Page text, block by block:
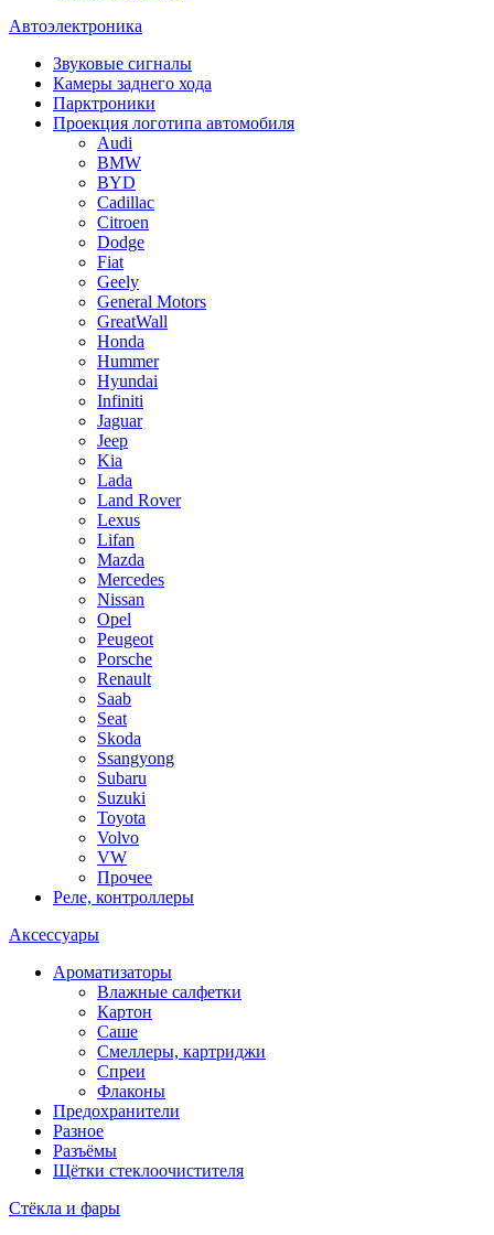
Автоэлектроника
Звуковые сигналы
Камеры заднего хода
Парктроники
Проекция логотипа автомобиля
Audi
BMW
BYD
Cadillac
Citroen
Dodge
Fiat
Geely
General Motors
GreatWall
Honda
Hummer
Hyundai
Infiniti
Jaguar
Jeep
Kia
Lada
Land Rover
Lexus
Lifan
Mazda
Mercedes
Nissan
Opel
Peugeot
Porsche
Renault
Saab
Seat
Skoda
Ssangyong
Subaru
Suzuki
Toyota
Volvo
VW
Прочее
Реле, контроллеры
Аксессуары
Ароматизаторы
Влажные салфетки
Картон
Саше
Смеллеры, картриджи
Спреи
Флаконы
Предохранители
Разное
Разъёмы
Щётки стеклоочистителя
Стёкла и фары